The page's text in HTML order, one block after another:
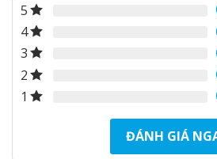
Đánh giá chi tiết ngoại hình
Heart RA-AR0101L10B
5
4
3
2
1
ĐÁNH GIÁ